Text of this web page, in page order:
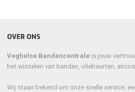
OVER ONS
Veghelse Bandencentrale is jouw
het wisselen van banden, oliebeurten,
Wij staan bekend om onze snelle service,